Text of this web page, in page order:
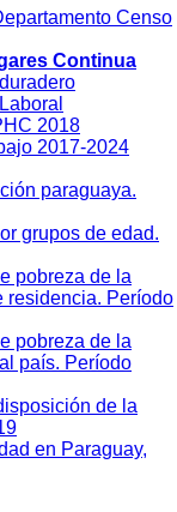
Censo
Continua
2018
2017-2024
paraguaya.
grupos de edad.
pobreza de la
residencia. Período
pobreza de la
país. Período
de la
en Paraguay,